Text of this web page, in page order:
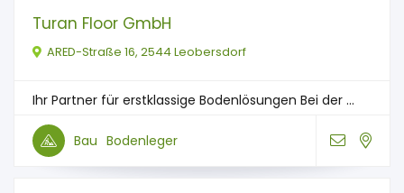
Turan Floor GmbH
ARED-Straße 16, 2544 Leobersdorf
Ihr Partner für erstklassige Bodenlösungen Bei der ...
Bau Bodenleger